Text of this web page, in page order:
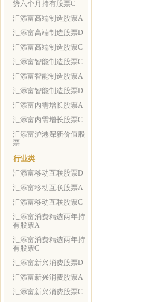
势六个月持有股票C
汇添富高端制造股票A
汇添富高端制造股票D
汇添富高端制造股票C
汇添富智能制造股票C
汇添富智能制造股票A
汇添富智能制造股票D
汇添富内需增长股票A
汇添富内需增长股票C
汇添富沪港深新价值股
票
行业类
汇添富移动互联股票D
汇添富移动互联股票A
汇添富移动互联股票C
汇添富消费精选两年持
有股票A
汇添富消费精选两年持
有股票C
汇添富新兴消费股票D
汇添富新兴消费股票A
汇添富新兴消费股票C